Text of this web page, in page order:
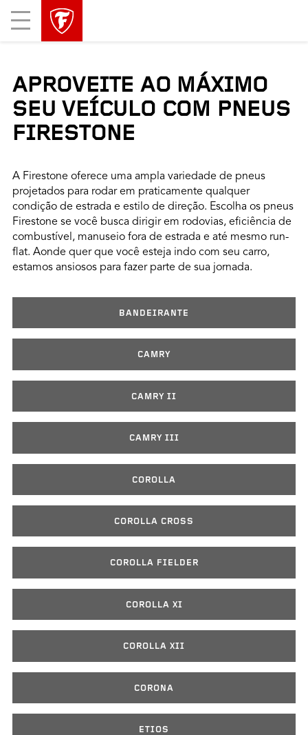
Mobile
Menu
APROVEITE AO MÁXIMO
SEU VEÍCULO COM PNEUS
FIRESTONE
A Firestone oferece uma ampla variedade de pneus
projetados para rodar em praticamente qualquer
condição de estrada e estilo de direção. Escolha os pneus
Firestone se você busca dirigir em rodovias, eficiência de
combustível, manuseio fora de estrada e até mesmo run-
flat. Aonde quer que você esteja indo com seu carro,
estamos ansiosos para fazer parte de sua jornada.
BANDEIRANTE
CAMRY
CAMRY II
CAMRY III
COROLLA
COROLLA CROSS
COROLLA FIELDER
COROLLA XI
COROLLA XII
CORONA
ETIOS